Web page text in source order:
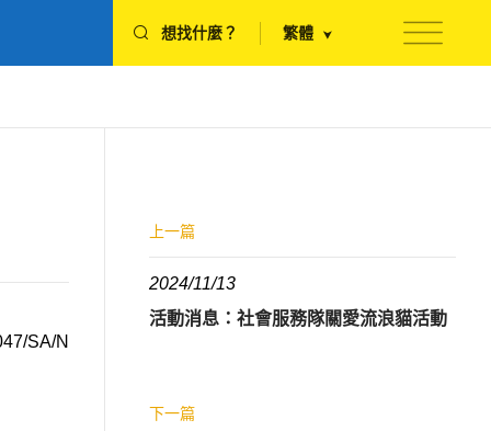
想找什麼？ 繁體
SA/N
上一篇
2024/11/13
活動消息：社會服務隊關愛流浪貓活動
下一篇